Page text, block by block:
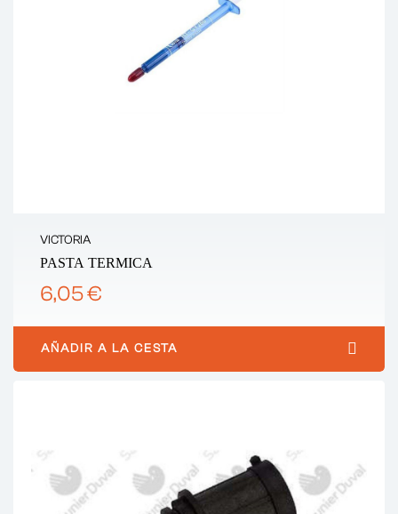
VICTORIA
PASTA TERMICA
6,05 €
AÑADIR A LA CESTA